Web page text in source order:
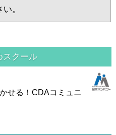
。
スクール
せる！CDAコミュニ